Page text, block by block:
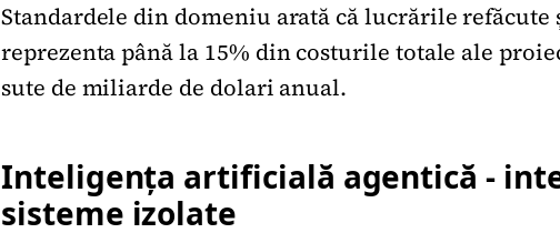
Standardele din domeniu arată că lucrările refăcute
reprezenta până la 15% din costurile totale ale
sute de miliarde de dolari anual.
Inteligența artificială agentică -
sisteme izolate